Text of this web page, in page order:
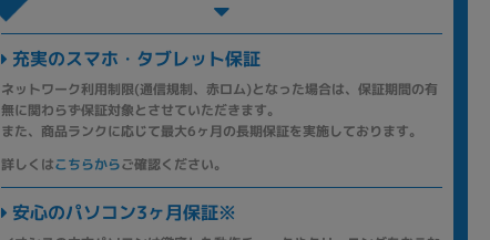
充実のスマホ・タブレット保証
ネットワーク利用制限(通信規制、赤ロム)となった場合は、保証期間の有
無に関わらず保証対象とさせていただきます。
また、商品ランクに応じて最大6ヶ月の長期保証を実施しております。
詳しくはこちらからご確認ください。
安心のパソコン3ヶ月保証※